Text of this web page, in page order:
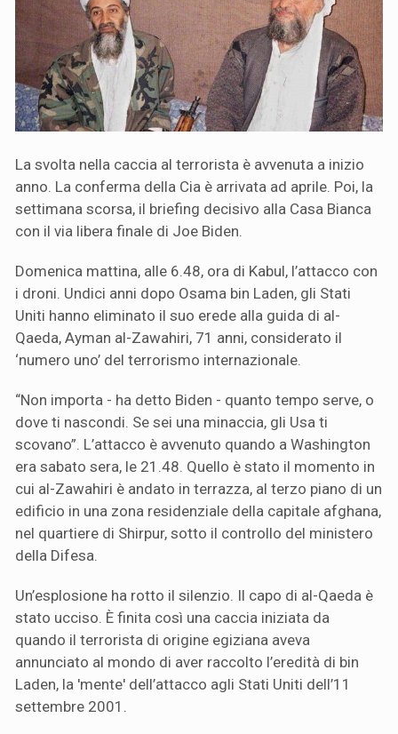
La svolta nella caccia al terrorista è avvenuta a inizio
anno. La conferma della Cia è arrivata ad aprile. Poi, la
settimana scorsa, il briefing decisivo alla Casa Bianca
con il via libera finale di Joe Biden.
Domenica mattina, alle 6.48, ora di Kabul, l’attacco con
i droni. Undici anni dopo Osama bin Laden, gli Stati
Uniti hanno eliminato il suo erede alla guida di al-
Qaeda, Ayman al-Zawahiri, 71 anni, considerato il
‘numero uno’ del terrorismo internazionale.
“Non importa - ha detto Biden - quanto tempo serve, o
dove ti nascondi. Se sei una minaccia, gli Usa ti
scovano”. L’attacco è avvenuto quando a Washington
era sabato sera, le 21.48. Quello è stato il momento in
cui al-Zawahiri è andato in terrazza, al terzo piano di un
edificio in una zona residenziale della capitale afghana,
nel quartiere di Shirpur, sotto il controllo del ministero
della Difesa.
Un’esplosione ha rotto il silenzio. Il capo di al-Qaeda è
stato ucciso. È finita così una caccia iniziata da
quando il terrorista di origine egiziana aveva
annunciato al mondo di aver raccolto l’eredità di bin
Laden, la 'mente' dell’attacco agli Stati Uniti dell’11
settembre 2001.